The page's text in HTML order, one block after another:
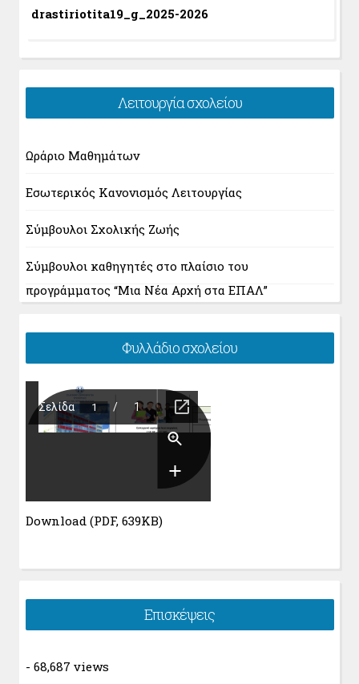
drastiriotita19_g_2025-2026
Λειτουργία σχολείου
Ωράριο Μαθημάτων
Εσωτερικός Κανονισμός Λειτουργίας
Σύμβουλοι Σχολικής Ζωής
Σύμβουλοι καθηγητές στο πλαίσιο του
προγράμματος “Μια Νέα Αρχή στα ΕΠΑΛ”
Φυλλάδιο σχολείου
Download (PDF, 639KB)
Επισκέψεις
- 68,687 views